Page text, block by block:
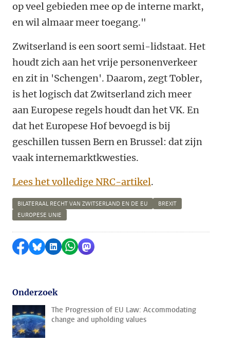
op veel gebieden mee op de interne markt,
en wil almaar meer toegang."
Zwitserland is een soort semi-lidstaat. Het
houdt zich aan het vrije personenverkeer
en zit in 'Schengen'. Daarom, zegt Tobler,
is het logisch dat Zwitserland zich meer
aan Europese regels houdt dan het VK. En
dat het Europese Hof bevoegd is bij
geschillen tussen Bern en Brussel: dat zijn
vaak internemarktkwesties.
Lees het volledige NRC-artikel.
BILATERAAL RECHT VAN ZWITSERLAND EN DE EU
BREXIT
EUROPESE UNIE
Delen op Facebook
Delen via Bluesky
Delen op LinkedIn
Delen via WhatsApp
Delen via Mastodon
Onderzoek
The Progression of EU Law: Accommodating
change and upholding values